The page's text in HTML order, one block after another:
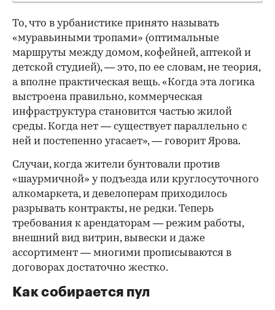
То, что в урбанистике принято называть
«муравьиными тропами» (оптимальные
маршруты между домом, кофейней, аптекой и
детской студией), — это, по ее словам, не теория,
а вполне практическая вещь. «Когда эта логика
выстроена правильно, коммерческая
инфраструктура становится частью жилой
среды. Когда нет — существует параллельно с
ней и постепенно угасает», — говорит Ярова.
Случаи, когда жители бунтовали против
«шаурмичной» у подъезда или круглосуточного
алкомаркета, и девелоперам приходилось
разрывать контракты, не редки. Теперь
требования к арендаторам — режим работы,
внешний вид витрин, вывески и даже
ассортимент — многими прописываются в
договорах достаточно жестко.
Как собирается пул